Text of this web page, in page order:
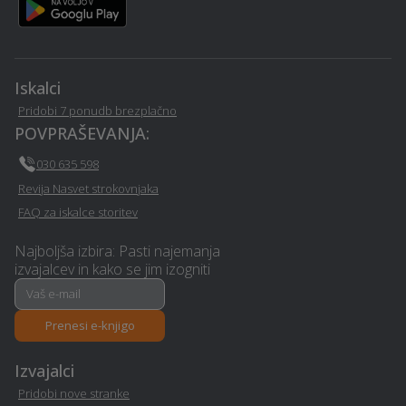
- Turnisce
Operacija oči - Turnisce
Snemanje poroke -
Turnisce
Wellness - Turnisce
Servis naprav - Turnisce
Iskalci
Pridobi 7 ponudb brezplačno
POVPRAŠEVANJA:
030 635 598
Revija Nasvet strokovnjaka
FAQ za iskalce storitev
Najboljša izbira: Pasti najemanja
izvajalcev in kako se jim izogniti
Prenesi e-knjigo
Izvajalci
Pridobi nove stranke